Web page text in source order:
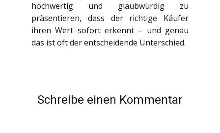
hochwertig und glaubwürdig zu
präsentieren, dass der richtige Käufer
ihren Wert sofort erkennt – und genau
das ist oft der entscheidende Unterschied.
Schreibe einen Kommentar